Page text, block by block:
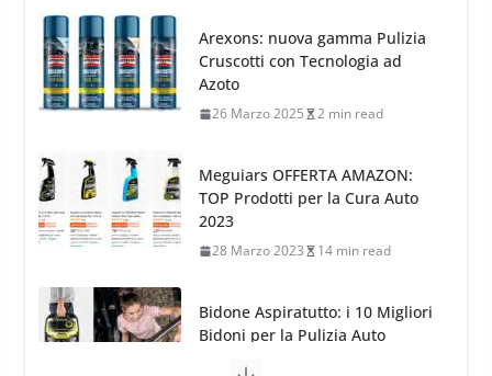
l’acquisizione di Reedijk
3 Dicembre 2024 3 min read
Meguiars OFFERTA AMAZON:
TOP Prodotti per la Cura Auto
2023
28 Marzo 2023 14 min read
Bidone Aspiratutto: i 10 Migliori
Bidoni per la Pulizia Auto
6 Maggio 2022
Gun per la tua Idropulitrice?
5 Maggio 2022 2 min read